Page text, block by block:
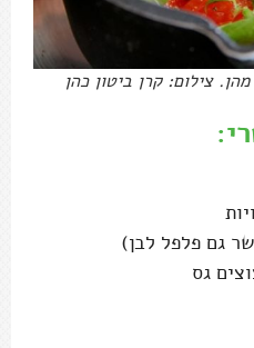
צילום: קרן ביטון כהן
גם פלפל לבן)
גס